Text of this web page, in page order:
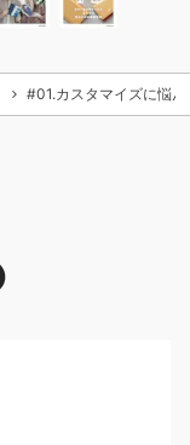
#01.カスタマイズに悩